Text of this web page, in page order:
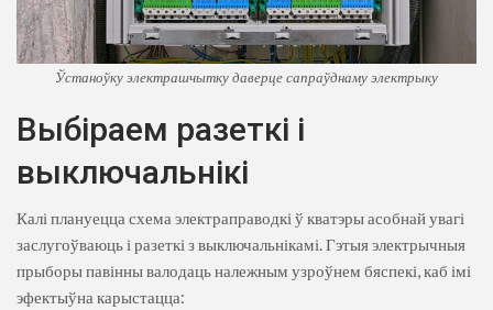
Ўстаноўку электрашчытку даверце сапраўднаму электрыку
Выбіраем разеткі і
выключальнікі
Калі плануецца схема электраправодкі ў кватэры асобнай увагі
заслугоўваюць і разеткі з выключальнікамі. Гэтыя электрычныя
прыборы павінны валодаць належным узроўнем бяспекі, каб імі
эфектыўна карыстацца: